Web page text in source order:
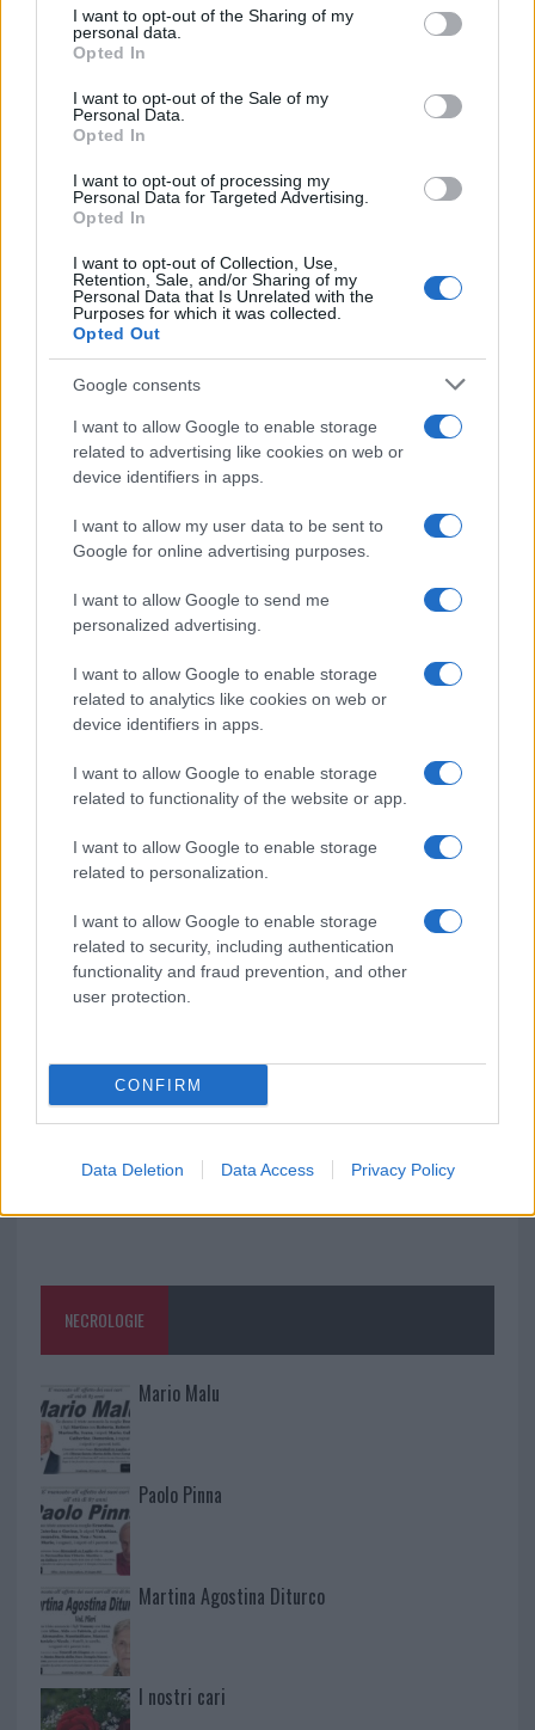
not limited to your visit or usage behaviour. You may click to
grant or deny consent to Google and its third-party tags to
use your data for below specified purposes in below Google
consent section.
I want to opt-out of the Sharing of my
personal data.
Opted In
I want to opt-out of the Sale of my
Personal Data.
Opted In
I want to opt-out of processing my
Personal Data for Targeted Advertising.
Opted In
I want to opt-out of Collection, Use,
Retention, Sale, and/or Sharing of my
Personal Data that Is Unrelated with the
Purposes for which it was collected.
Opted Out
Google consents
I want to allow Google to enable storage
related to advertising like cookies on web or
device identifiers in apps.
I want to allow my user data to be sent to
Google for online advertising purposes.
I want to allow Google to send me
personalized advertising.
I want to allow Google to enable storage
related to analytics like cookies on web or
device identifiers in apps.
I want to allow Google to enable storage
related to functionality of the website or app.
I want to allow Google to enable storage
related to personalization.
I want to allow Google to enable storage
related to security, including authentication
functionality and fraud prevention, and other
user protection.
CONFIRM
Data Deletion Data Access Privacy Policy
SPOSI
Scegliere la torta del matrimonio: le ultime
tendenze
2
NOTIZIE RECENTI
Controlli rafforzati in Costa Smeralda, 20
Tre milioni di euro dalla Provincia Gallura per
Arzachena
Incidente sulla strada provinciale ad Arzachena,
un ferito
Sangue, musica e solidarietà con Avis Olbia al
Delta Center
Meteo Olbia 9 agosto, temperature in calo
Salmo finisce in ospedale a Catania, ma il tour
NECROLOGIE
Mario Malu
Paolo Pinna
Martina Agostina Diturco
I nostri cari